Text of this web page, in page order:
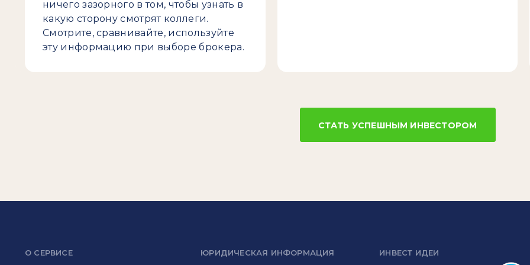
ничего зазорного в том, чтобы узнать в
какую сторону смотрят коллеги.
Смотрите, сравнивайте, используйте
эту информацию при выборе брокера.
СТАТЬ УСПЕШНЫМ ИНВЕСТОРОМ
О СЕРВИСЕ ЮРИДИЧЕСКАЯ ИНФОРМАЦИЯ ИНВЕСТ ИДЕИ